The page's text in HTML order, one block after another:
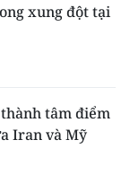
xung đột tại
tâm điểm
Iran và Mỹ